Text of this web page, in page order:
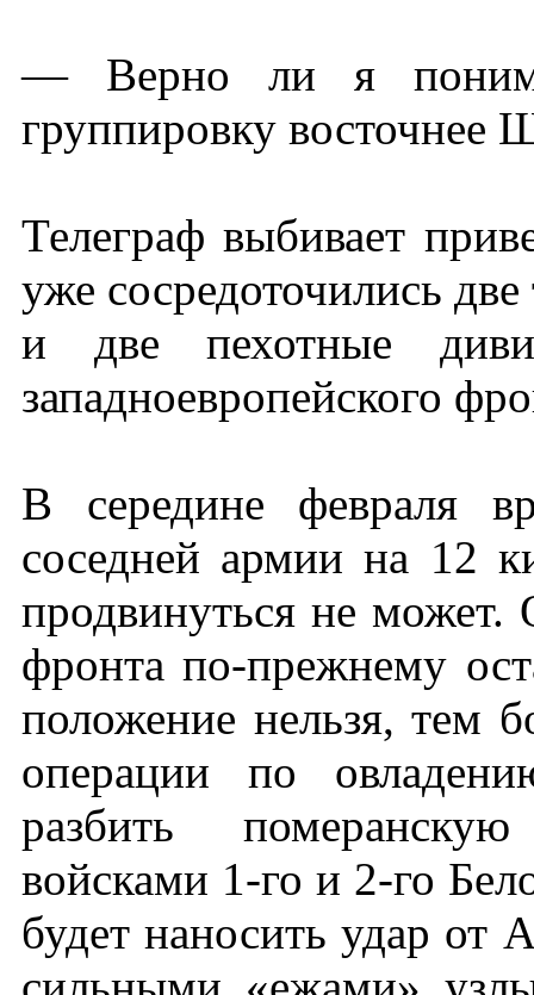
— Верно ли я
группировку восточнее
Телеграф выбивает
уже сосредоточились
и две пехотные
западноевропейского
В середине февраля
соседней армии на 12
продвинуться не может.
фронта по-прежнему
положение нельзя, тем
операции по
разбить
войсками 1-го и 2-го
будет наносить удар от